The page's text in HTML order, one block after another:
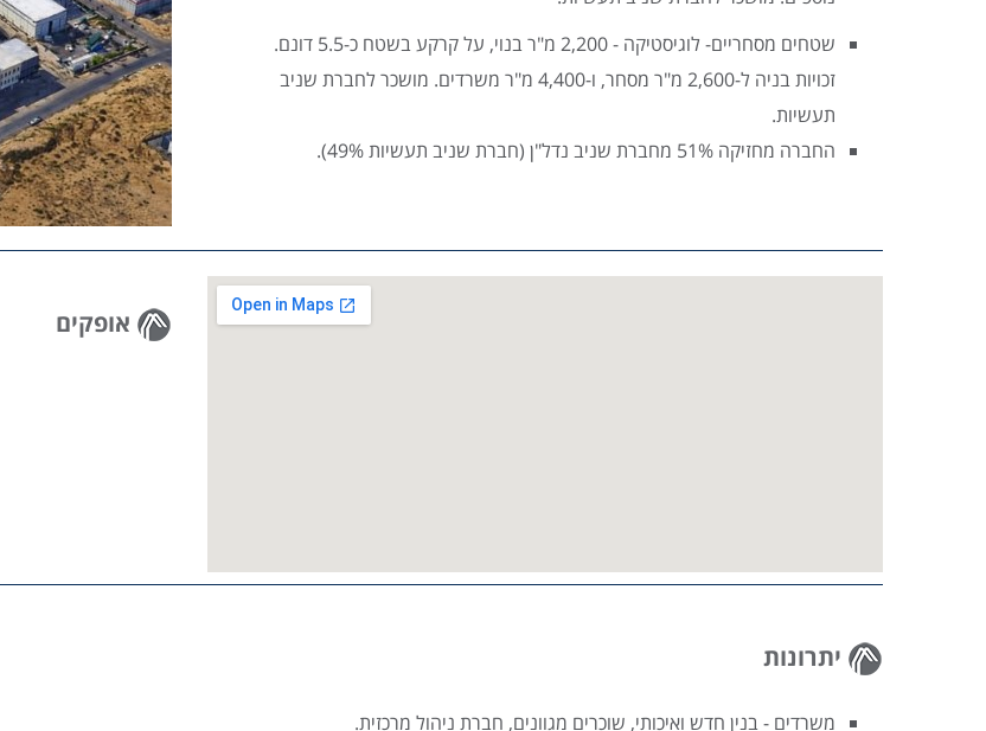
שטחים מסחריים- לוגיסטיקה - 2,200 מ"ר בנוי, על קרקע בשטח כ-5.5 דונם.
זכויות בניה ל-2,600 מ"ר מסחר, ו-4,400 מ"ר משרדים. מושכר לחברת שניב
תעשיות.
החברה מחזיקה 51% מחברת שניב נדל"ן (חברת שניב תעשיות 49%).
אופקים
יתרונות
משרדים - בנין חדש ואיכותי, שוכרים מגוונים, חברת ניהול מרכזית.